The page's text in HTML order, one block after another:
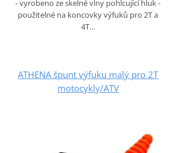
- vyrobeno ze skelné vlny pohlcující hluk -
použitelné na koncovky výfuků pro 2T a
4T…
ATHENA špunt výfuku malý pro 2T
motocykly/ATV